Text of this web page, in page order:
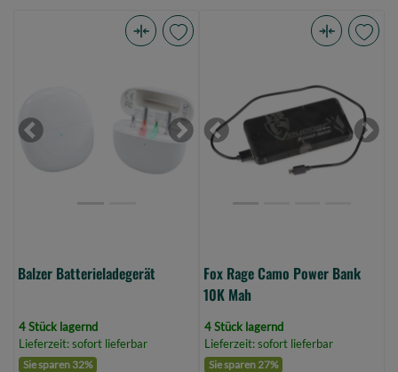
0)
Previous
Next
Balzer Batterieladegerät
4 Stück lagernd
Lieferzeit: sofort lieferbar
Sie sparen 32%
Power
Bank
10K
Previous Next
Fox Rage Camo Power Bank
10K Mah
4 Stück lagernd
Lieferzeit: sofort lieferbar
Sie sparen 27%